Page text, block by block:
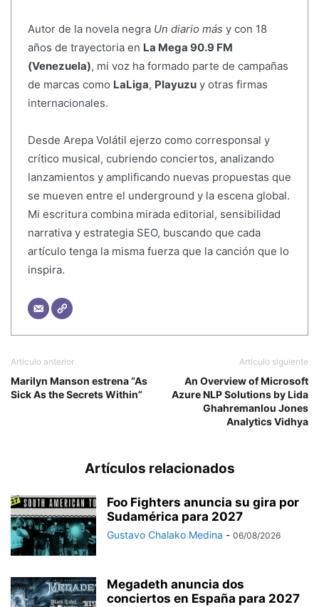
Autor de la novela negra Un diario más y con 18
años de trayectoria en La Mega 90.9 FM
(Venezuela), mi voz ha formado parte de campañas
de marcas como LaLiga, Playuzuy otras firmas
internacionales.
Desde Arepa Volátil ejerzo como corresponsal y
crítico musical, cubriendo conciertos, analizando
lanzamientos y amplificando nuevas propuestas que
se mueven entre el underground y la escena global.
Mi escritura combina mirada editorial, sensibilidad
narrativa y estrategia SEO, buscando que cada
artículo tenga la misma fuerza que la canción que lo
inspira.
Artículo anterior
Marilyn Manson estrena “As
Sick As the Secrets Within”
Artículo siguiente
An Overview of Microsoft
Azure NLP Solutions by Lida
Ghahremanlou Jones
Analytics Vidhya
Artículos relacionados
Foo Fighters anuncia su gira por
Sudamérica para 2027
Gustavo Chalako Medina - 06/08/2026
Megadeth anuncia dos
conciertos en España para 2027